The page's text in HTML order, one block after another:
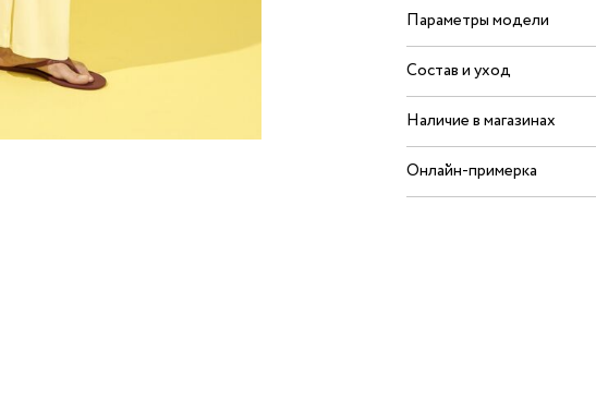
Параметры модели
Состав и уход
Наличие в магазинах
Онлайн-примерка